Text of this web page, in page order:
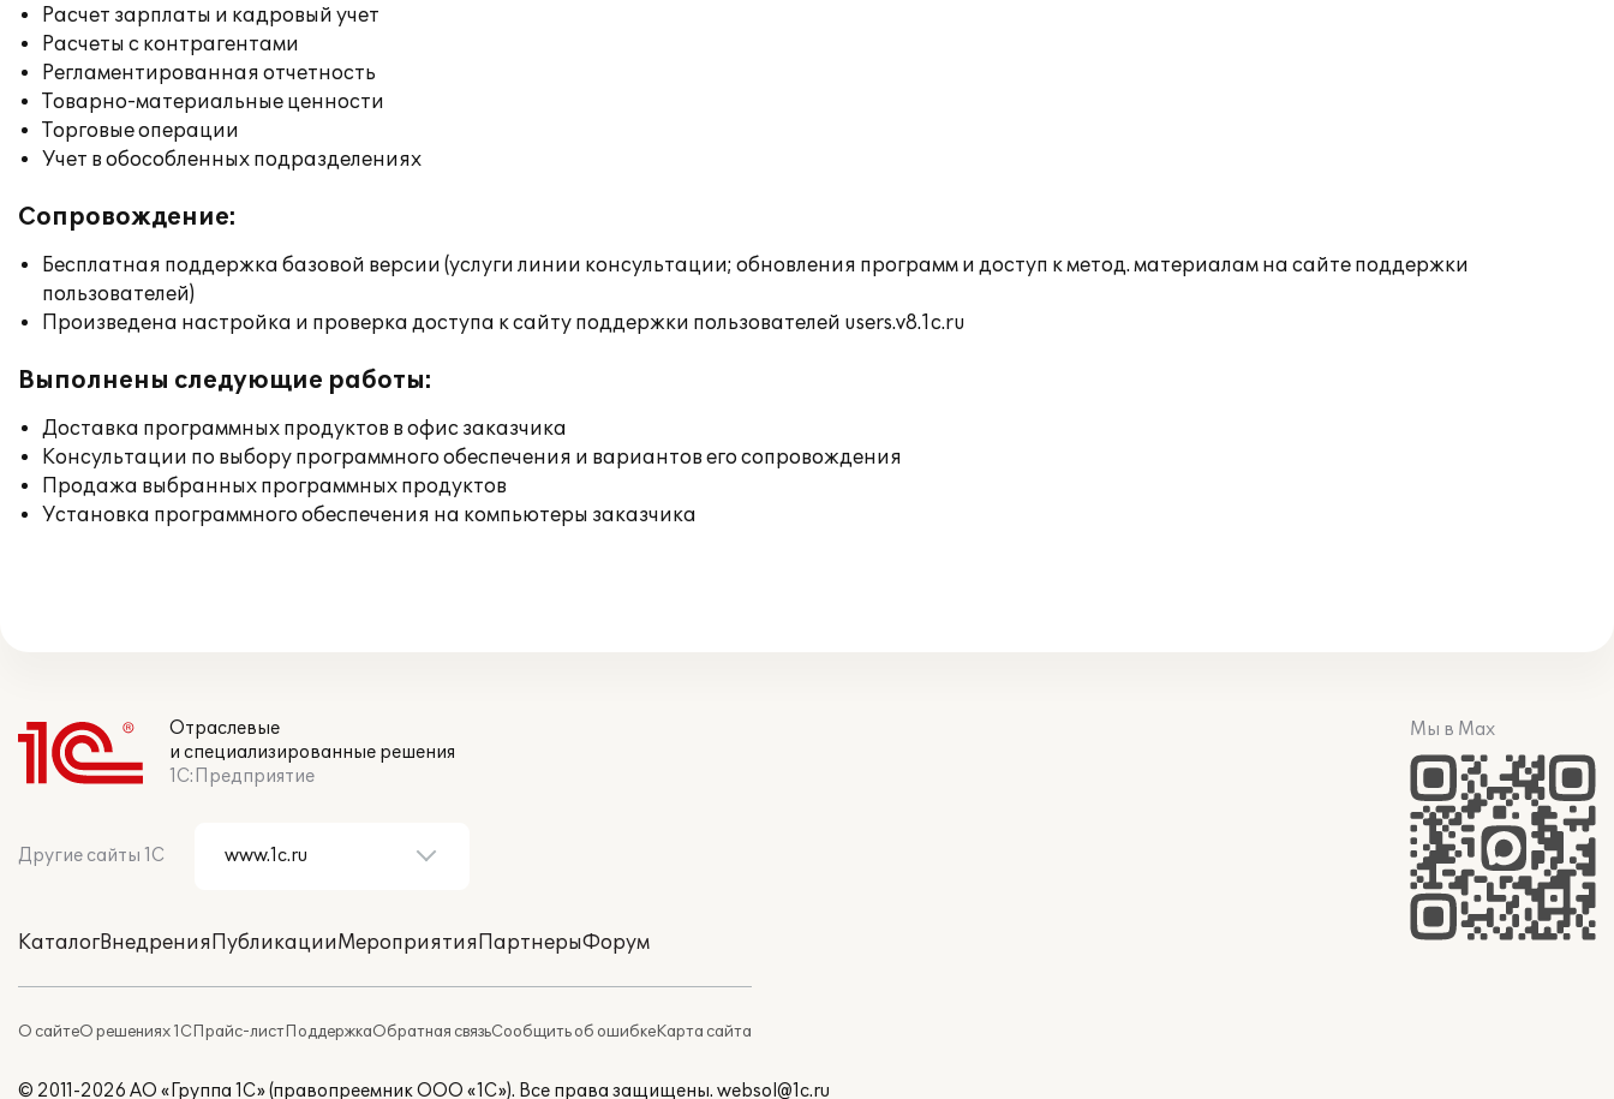
Расчет зарплаты и кадровый учет
Расчеты с контрагентами
Регламентированная отчетность
Товарно-материальные ценности
Торговые операции
Учет в обособленных подразделениях
Сопровождение:
Бесплатная поддержка базовой версии (услуги линии консультации; обновления программ и доступ к метод. материалам на сайте поддержки
пользователей)
Произведена настройка и проверка доступа к сайту поддержки пользователей users.v8.1c.ru
Выполнены следующие работы:
Доставка программных продуктов в офис заказчика
Консультации по выбору программного обеспечения и вариантов его сопровождения
Продажа выбранных программных продуктов
Установка программного обеспечения на компьютеры заказчика
Отраслевые
и специализированные решения
1С:Предприятие
Другие сайты 1С
КаталогВнедренияПубликацииМероприятияПартнерыФорум
О сайтеО решениях 1СПрайс-листПоддержкаОбратная связьСообщить об ошибкеКарта сайта
Мы в Max
© 2011-2026 АО «Группа 1С» (правопреемник ООО «1С»). Все права защищены. websol@1c.ru